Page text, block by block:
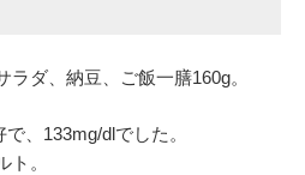
ラダ、納豆、ご飯一膳160g。
、133mg/dlでした。
ト。